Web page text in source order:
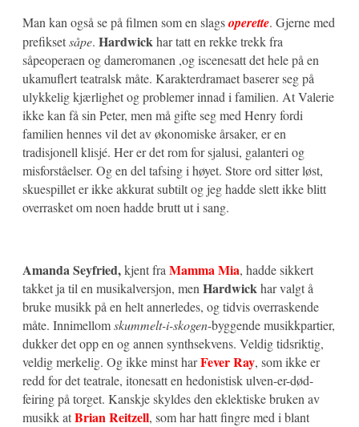
Man kan også se på filmen som en slagsoperette. Gjerne med
prefiksetsåpe. Hardwickhar tatt en rekke trekk fra
såpeoperaen og dameromanen ,og iscenesatt det hele på en
ukamuflert teatralsk måte. Karakterdramaet baserer seg på
ulykkelig kjærlighet og problemer innad i familien. At Valerie
ikke kan få sin Peter, men må gifte seg med Henry fordi
familien hennes vil det av økonomiske årsaker, er en
tradisjonell klisjé. Her er det rom for sjalusi, galanteri og
misforståelser. Og en del tafsing i høyet. Store ord sitter løst,
skuespillet er ikke akkurat subtilt og jeg hadde slett ikke blitt
overrasket om noen hadde brutt ut i sang.
Amanda Seyfried,kjent fra Mamma Mia, hadde sikkert
takket ja til en musikalversjon, men Hardwickhar valgt å
bruke musikk på en helt annerledes, og tidvis overraskende
måte. Innimellomskummelt-i-skogen-byggende musikkpartier,
dukker det opp en og annen synthsekvens. Veldig tidsriktig,
veldig merkelig. Og ikke minst harFever Ray, som ikke er
redd for det teatrale, itonesatt en hedonistisk ulven-er-død-
feiring på torget. Kanskje skyldes den eklektiske bruken av
musikk atBrian Reitzell, som har hatt fingre med i blant